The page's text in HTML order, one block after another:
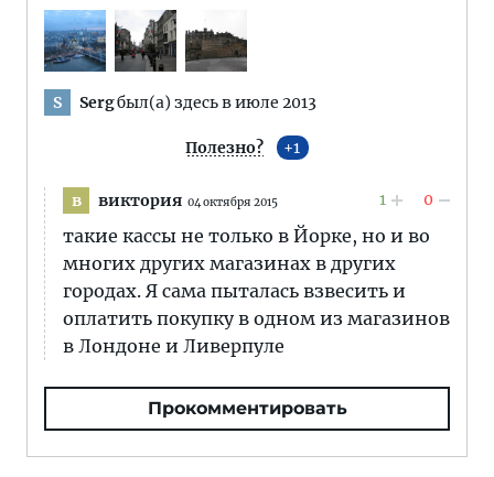
S Sergбыл(а) здесь в июле 2013
Полезно? 1
в виктория 04 октября 2015 1 0
такие кассы не только в Йорке, но и во
многих других магазинах в других
городах. Я сама пыталась взвесить и
оплатить покупку в одном из магазинов
в Лондоне и Ливерпуле
Прокомментировать